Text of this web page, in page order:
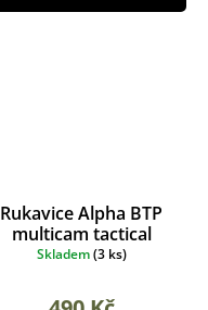
Rukavice Alpha BTP
multicam tactical
bezprsté
Skladem(3 ks)